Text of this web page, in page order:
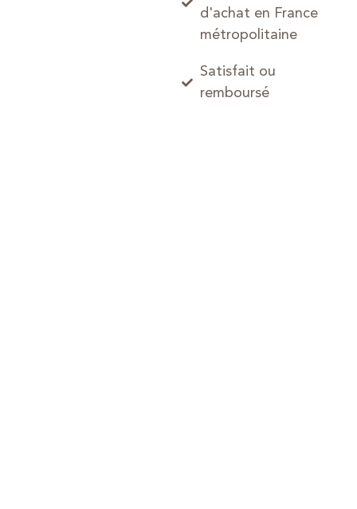
d'achat en France
métropolitaine
Satisfait ou
remboursé